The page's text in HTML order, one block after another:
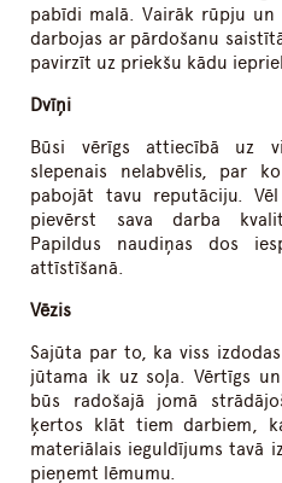
pabīdi malā. Vairāk rūpju
darbojas ar pārdošanu
pavirzīt uz priekšu kādu
Dvīņi
Būsi vērīgs attiecībā uz
slepenais nelabvēlis, par
pabojāt tavu reputāciju.
pievērst sava darba
Papildus naudiņas dos
attīstīšanā.
Vēzis
Sajūta par to, ka viss
jūtama ik uz soļa. Vērtīgs
būs radošajā jomā
ķertos klāt tiem darbiem,
materiālais ieguldījums tavā
pieņemt lēmumu.